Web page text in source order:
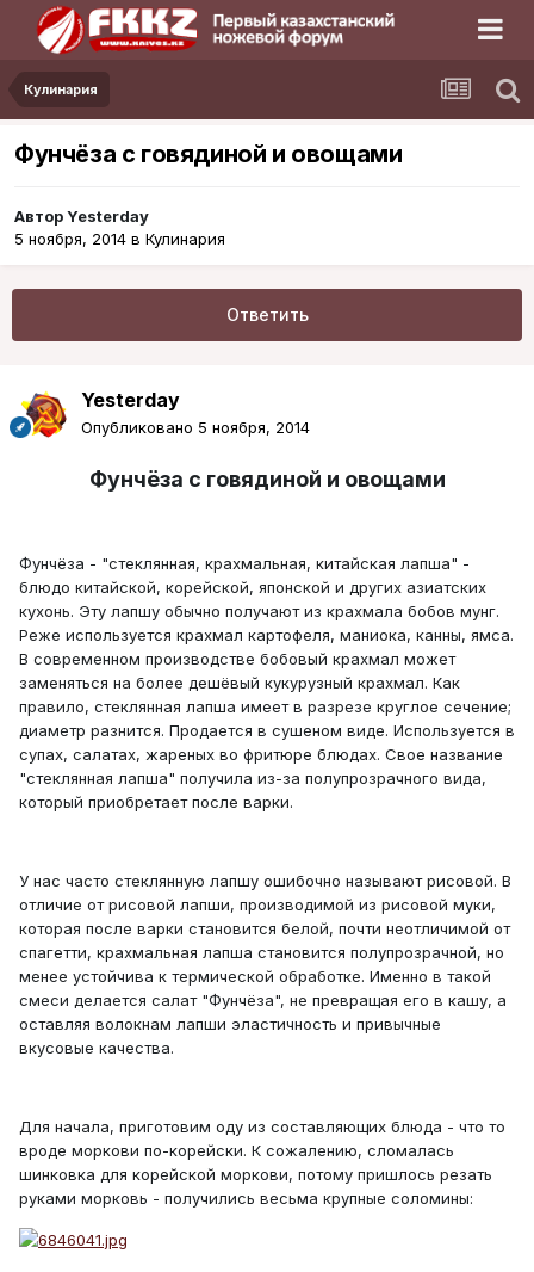
Кулинария
Фунчёза с говядиной и овощами
АвторYesterday
5 ноября, 2014 в Кулинария
Ответить
Yesterday
Опубликовано 5 ноября, 2014
Фунчёза с говядиной и овощами
Фунчёза - "стеклянная, крахмальная, китайская лапша" -
блюдо китайской, корейской, японской и других азиатских
кухонь. Эту лапшу обычно получают из крахмала бобов мунг.
Реже используется крахмал картофеля, маниока, канны, ямса.
В современном производстве бобовый крахмал может
заменяться на более дешёвый кукурузный крахмал. Как
правило, стеклянная лапша имеет в разрезе круглое сечение;
диаметр разнится. Продается в сушеном виде. Используется в
супах, салатах, жареных во фритюре блюдах. Свое название
"стеклянная лапша" получила из-за полупрозрачного вида,
который приобретает после варки.
У нас часто стеклянную лапшу ошибочно называют рисовой. В
отличие от рисовой лапши, производимой из рисовой муки,
которая после варки становится белой, почти неотличимой от
спагетти, крахмальная лапша становится полупрозрачной, но
менее устойчива к термической обработке. Именно в такой
смеси делается салат "Фунчёза", не превращая его в кашу, а
оставляя волокнам лапши эластичность и привычные
вкусовые качества.
Для начала, приготовим оду из составляющих блюда - что то
вроде моркови по-корейски. К сожалению, сломалась
шинковка для корейской моркови, потому пришлось резать
руками морковь - получились весьма крупные соломины: